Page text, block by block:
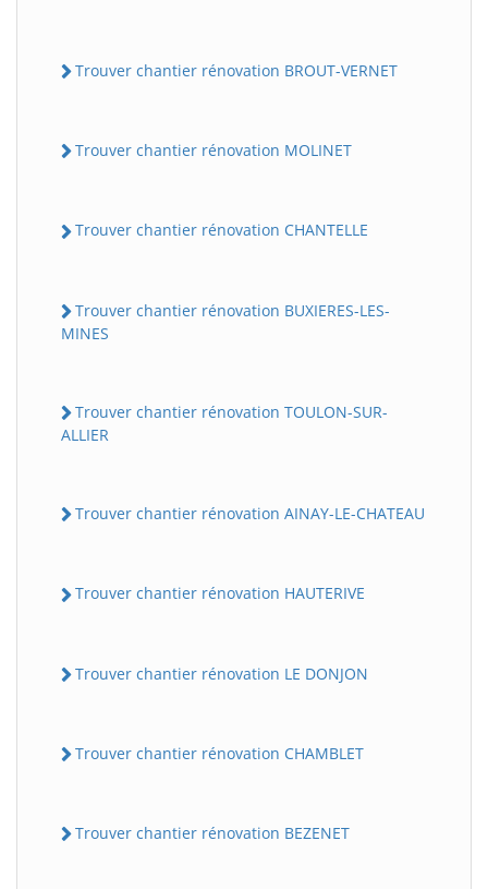
Trouver chantier rénovation BROUT-VERNET
Trouver chantier rénovation MOLINET
Trouver chantier rénovation CHANTELLE
Trouver chantier rénovation BUXIERES-LES-
MINES
Trouver chantier rénovation TOULON-SUR-
ALLIER
Trouver chantier rénovation AINAY-LE-CHATEAU
Trouver chantier rénovation HAUTERIVE
Trouver chantier rénovation LE DONJON
Trouver chantier rénovation CHAMBLET
Trouver chantier rénovation BEZENET